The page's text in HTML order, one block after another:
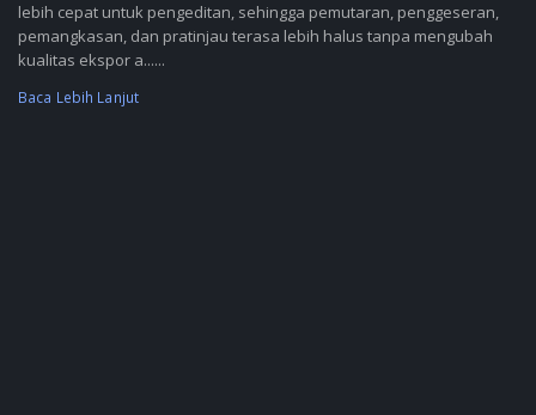
lebih cepat untuk pengeditan, sehingga pemutaran, penggeseran,
pemangkasan, dan pratinjau terasa lebih halus tanpa mengubah
kualitas ekspor a......
Baca Lebih Lanjut